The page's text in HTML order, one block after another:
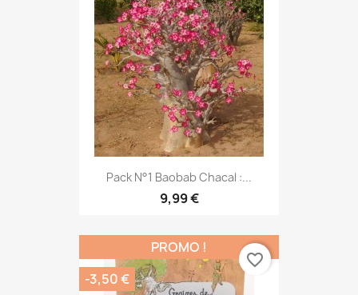
Pack N°1 Baobab Chacal :...
9,99 €
PROMO !
-3,50 €
favorite_border